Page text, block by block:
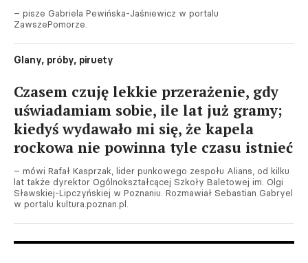
– pisze Gabriela Pewińska-Jaśniewicz w portalu
ZawszePomorze.
Glany, próby, piruety
Czasem czuję lekkie przerażenie, gdy
uświadamiam sobie, ile lat już gramy;
kiedyś wydawało mi się, że kapela
rockowa nie powinna tyle czasu istnieć
– mówi Rafał Kasprzak, lider punkowego zespołu Alians, od kilku
lat także dyrektor Ogólnokształcącej Szkoły Baletowej im. Olgi
Sławskiej-Lipczyńskiej w Poznaniu. Rozmawiał Sebastian Gabryel
w portalu kultura.poznan.pl.